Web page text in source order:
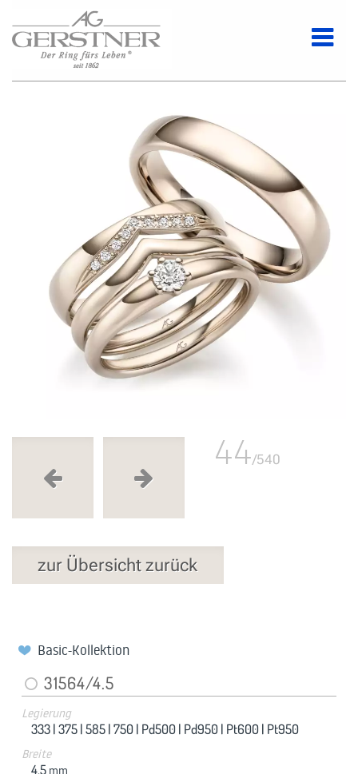
44/540
zur Übersicht zurück
Basic-Kollektion
31564/4.5
Legierung
333 |375 |585 |750 | Pd500 | Pd950 | Pt600 | Pt950
Breite
4.5 mm